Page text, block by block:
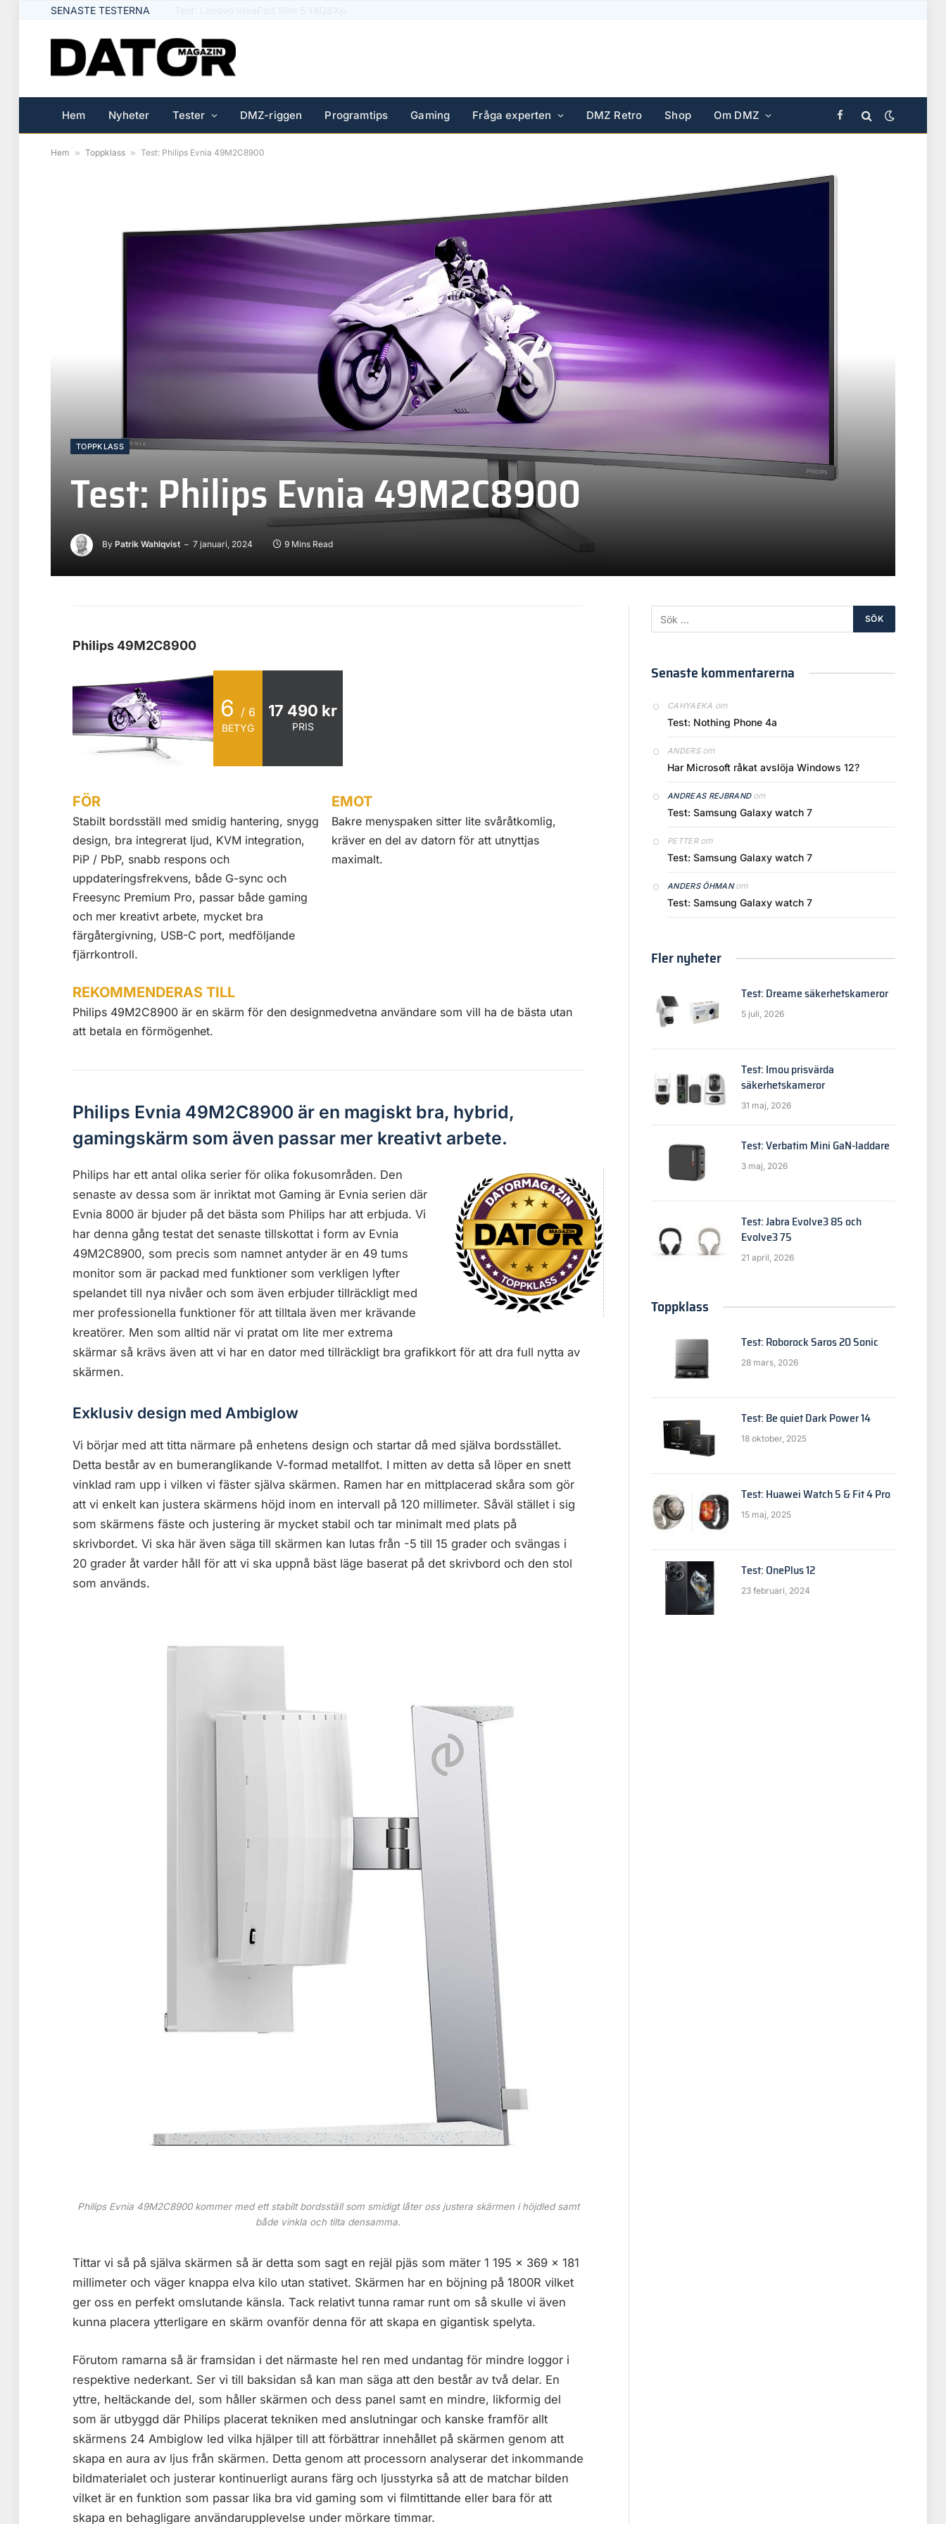
SENASTE TESTERNA
Hem Nyheter Tester DMZ-riggen Programtips Gaming Fråga experten DMZ Retro Shop Om DMZ Facebook
Hem » Toppklass » Test: Philips Evnia 49M2C8900
TOPPKLASS
Test: Philips Evnia 49M2C8900
By Patrik Wahlqvist 7 januari, 2024 9 Mins Read
Philips 49M2C8900
6 / 6
BETYG
17 490 kr
PRIS
FÖR
Stabilt bordsställ med smidig hantering, snygg
design, bra integrerat ljud, KVM integration,
PiP / PbP, snabb respons och
uppdateringsfrekvens, både G-sync och
Freesync Premium Pro, passar både gaming
och mer kreativt arbete, mycket bra
färgåtergivning, USB-C port, medföljande
fjärrkontroll.
EMOT
Bakre menyspaken sitter lite svåråtkomlig,
kräver en del av datorn för att utnyttjas
maximalt.
REKOMMENDERAS TILL
Philips 49M2C8900 är en skärm för den designmedvetna användare som vill ha de bästa utan
att betala en förmögenhet.
Philips Evnia 49M2C8900 är en magiskt bra, hybrid,
gamingskärm som även passar mer kreativt arbete.
Philips har ett antal olika serier för olika fokusområden. Den
senaste av dessa som är inriktat mot Gaming är Evnia serien där
Evnia 8000 är bjuder på det bästa som Philips har att erbjuda. Vi
har denna gång testat det senaste tillskottat i form av Evnia
49M2C8900, som precis som namnet antyder är en 49 tums
monitor som är packad med funktioner som verkligen lyfter
spelandet till nya nivåer och som även erbjuder tillräckligt med
mer professionella funktioner för att tilltala även mer krävande
kreatörer. Men som alltid när vi pratat om lite mer extrema
skärmar så krävs även att vi har en dator med tillräckligt bra grafikkort för att dra full nytta av
skärmen.
Exklusiv design med Ambiglow
Vi börjar med att titta närmare på enhetens design och startar då med själva bordsstället.
Detta består av en bumeranglikande V-formad metallfot. I mitten av detta så löper en snett
vinklad ram upp i vilken vi fäster själva skärmen. Ramen har en mittplacerad skåra som gör
att vi enkelt kan justera skärmens höjd inom en intervall på 120 millimeter. Såväl stället i sig
som skärmens fäste och justering är mycket stabil och tar minimalt med plats på
skrivbordet. Vi ska här även säga till skärmen kan lutas från -5 till 15 grader och svängas i
20 grader åt varder håll för att vi ska uppnå bäst läge baserat på det skrivbord och den stol
som används.
Philips Evnia 49M2C8900 kommer med ett stabilt bordsställ som smidigt låter oss justera skärmen i höjdled samt
både vinkla och tilta densamma.
Tittar vi så på själva skärmen så är detta som sagt en rejäl pjäs som mäter 1 195 x 369 x 181
millimeter och väger knappa elva kilo utan stativet. Skärmen har en böjning på 1800R vilket
ger oss en perfekt omslutande känsla. Tack relativt tunna ramar runt om så skulle vi även
kunna placera ytterligare en skärm ovanför denna för att skapa en gigantisk spelyta.
Förutom ramarna så är framsidan i det närmaste hel ren med undantag för mindre loggor i
respektive nederkant. Ser vi till baksidan så kan man säga att den består av två delar. En
yttre, heltäckande del, som håller skärmen och dess panel samt en mindre, likformig del
som är utbyggd där Philips placerat tekniken med anslutningar och kanske framför allt
skärmens 24 Ambiglow led vilka hjälper till att förbättrar innehållet på skärmen genom att
skapa en aura av ljus från skärmen. Detta genom att processorn analyserar det inkommande
bildmaterialet och justerar kontinuerligt aurans färg och ljusstyrka så att de matchar bilden
vilket är en funktion som passar lika bra vid gaming som vi filmtittande eller bara för att
skapa en behagligare användarupplevelse under mörkare timmar.
Senaste kommentarerna
CAHYAEKA om
Test: Nothing Phone 4a
ANDERSom
Har Microsoft råkat avslöja Windows 12?
ANDREAS REJBRANDom
Test: Samsung Galaxy watch 7
PETTERom
Test: Samsung Galaxy watch 7
ANDERS ÖHMANom
Test: Samsung Galaxy watch 7
Fler nyheter
Test: Dreame säkerhetskameror
5 juli, 2026
Test: Imou prisvärda
säkerhetskameror
31 maj, 2026
Test: Verbatim Mini GaN-laddare
3 maj, 2026
Test: Jabra Evolve3 85 och
Evolve3 75
21 april, 2026
Toppklass
Test: Roborock Saros 20 Sonic
28 mars, 2026
Test: Be quiet Dark Power 14
18 oktober, 2025
Test: Huawei Watch 5 & Fit 4 Pro
15 maj, 2025
Test: OnePlus 12
23 februari, 2024